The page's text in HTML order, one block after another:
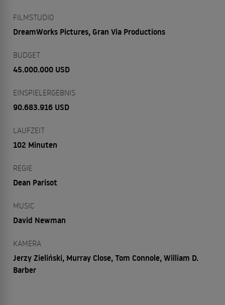
FILMSTUDIO
DreamWorks Pictures, Gran Via Productions
BUDGET
45.000.000 USD
EINSPIELERGEBNIS
90.683.916 USD
LAUFZEIT
102 Minuten
REGIE
Dean Parisot
MUSIC
David Newman
KAMERA
Jerzy Zieliński, Murray Close, Tom Connole, William D.
Barber